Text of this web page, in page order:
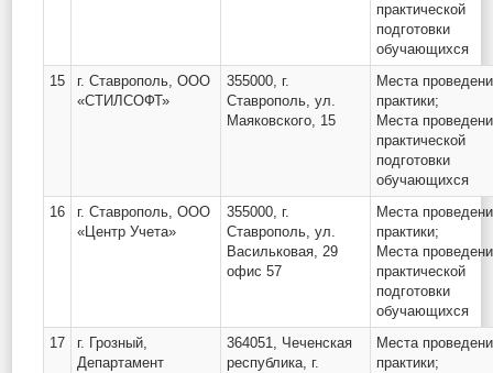
практической
подготовки
обучающихся
15
г. Ставрополь, ООО
«СТИЛСОФТ»
355000, г.
Ставрополь, ул.
Маяковского, 15
Места
практики;
Места
практической
подготовки
обучающихся
16
г. Ставрополь, ООО
«Центр Учета»
355000, г.
Ставрополь, ул.
Васильковая, 29
офис 57
Места
практики;
Места
практической
подготовки
обучающихся
17
г. Грозный,
Департамент
364051, Чеченская
республика, г.
Места
практики;